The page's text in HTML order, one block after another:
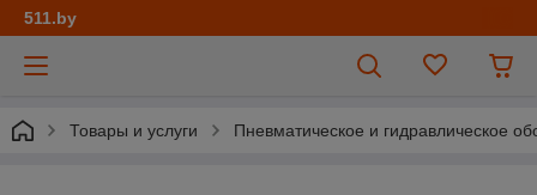
511.by
Товары и услуги Пневматическое и гидравлическое